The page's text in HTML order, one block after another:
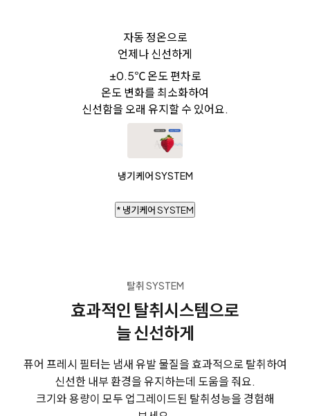
자동 정온으로
언제나 신선하게
±0.5℃ 온도 편차로
온도 변화를 최소화하여
신선함을 오래 유지할 수 있어요.
냉기케어 SYSTEM
* 냉기케어 SYSTEM
탈취 SYSTEM
효과적인 탈취시스템으로
늘 신선하게
퓨어 프레시 필터는 냄새 유발 물질을 효과적으로 탈취하여
신선한 내부 환경을 유지하는데 도움을 줘요.
크기와 용량이 모두 업그레이드된 탈취성능을 경험해